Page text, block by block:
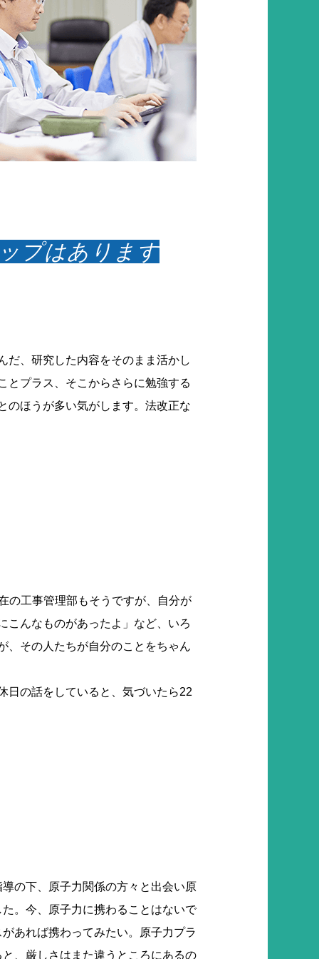
プはあります
だ、研究した内容をそのまま活かし
とプラス、そこからさらに勉強する
のほうが多い気がします。法改正な
の工事管理部もそうですが、自分が
こんなものがあったよ」など、いろ
、その人たちが自分のことをちゃん
日の話をしていると、気づいたら22
の下、原子力関係の方々と出会い原
。今、原子力に携わることはないで
あれば携わってみたい。原子力プラ
、厳しさはまた違うところにあるの